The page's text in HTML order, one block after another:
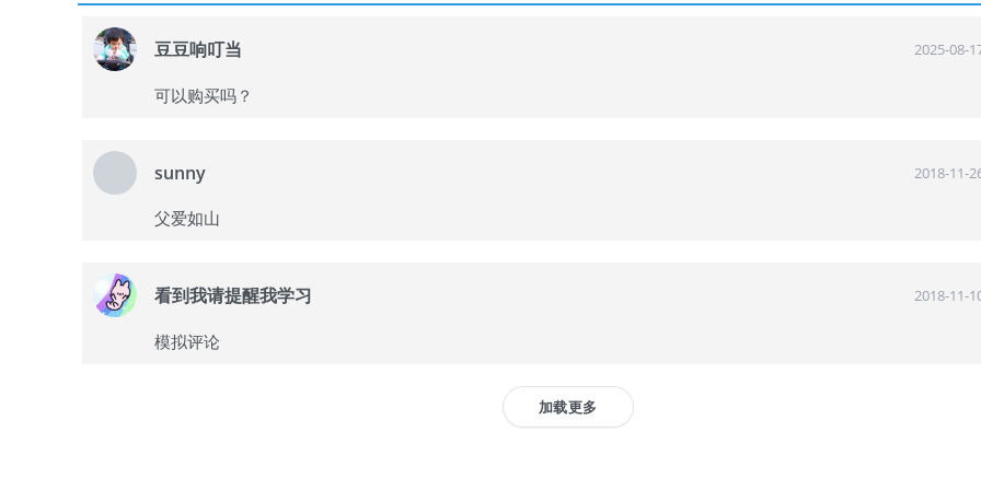
2025-08-
豆豆响叮当
可以购买吗？
2018-11-
sunny
父爱如山
2018-11-
看到我请提醒我学习
模拟评论
加载更多